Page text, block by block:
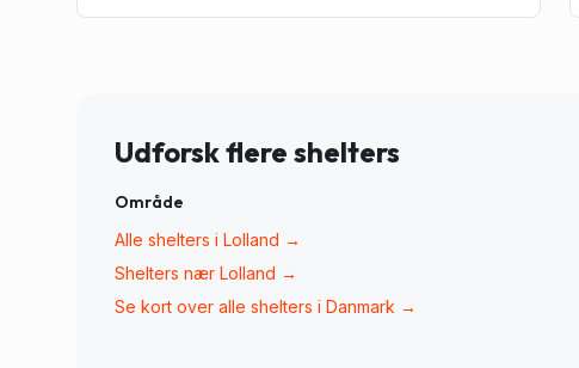
Udforsk flere shelters
Område
Alle shelters i Lolland →
Shelters nær Lolland →
Se kort over alle shelters i Danmark →